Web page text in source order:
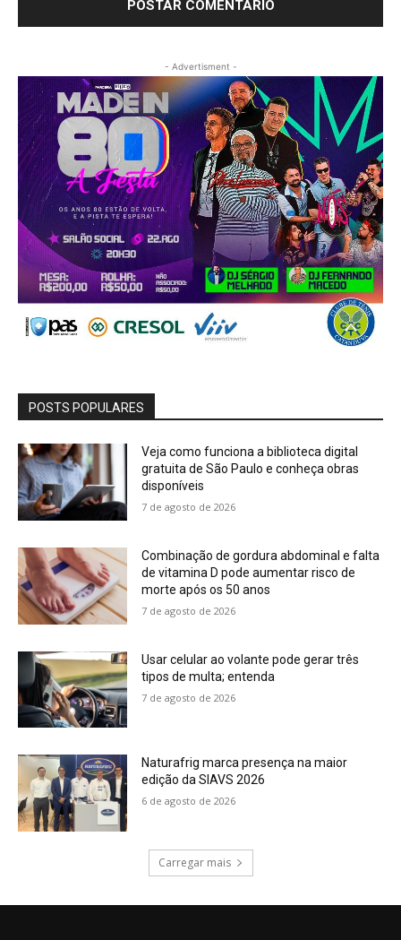
- Advertisment -
POSTS POPULARES
Veja como funciona a biblioteca digital
gratuita de São Paulo e conheça obras
disponíveis
7 de agosto de 2026
Combinação de gordura abdominal e falta
de vitamina D pode aumentar risco de
morte após os 50 anos
7 de agosto de 2026
Usar celular ao volante pode gerar três
tipos de multa; entenda
7 de agosto de 2026
Naturafrig marca presença na maior
edição da SIAVS 2026
6 de agosto de 2026
Carregar mais